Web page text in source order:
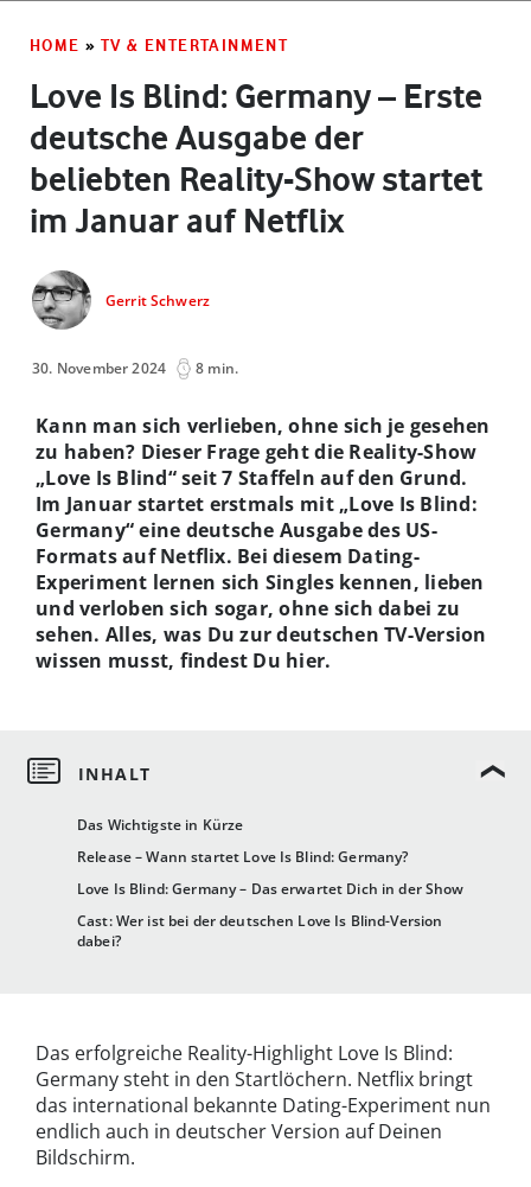
HOME » TV & ENTERTAINMENT
Love Is Blind: Germany – Erste
deutsche Ausgabe der
beliebten Reality-Show startet
im Januar auf Netflix
Gerrit Schwerz
30. November 2024 8 min.
Das Wichtigste in Kürze
Release – Wann startet Love Is Blind: Germany?
Love Is Blind: Germany – Das erwartet Dich in der Show
Cast: Wer ist bei der deutschen Love Is Blind-Version
dabei?
Kann man sich verlieben, ohne sich je gesehen
zu haben? Dieser Frage geht die Reality-Show
„Love Is Blind“ seit 7 Staffeln auf den Grund.
Im Januar startet erstmals mit „Love Is Blind:
Germany“ eine deutsche Ausgabe des US-
Formats auf Netflix. Bei diesem Dating-
Experiment lernen sich Singles kennen, lieben
und verloben sich sogar, ohne sich dabei zu
sehen. Alles, was Du zur deutschen TV-Version
wissen musst, findest Du hier.
Das erfolgreiche Reality-Highlight Love Is Blind:
Germany steht in den Startlöchern. Netflix bringt
das international bekannte Dating-Experiment nun
endlich auch in deutscher Version auf Deinen
Bildschirm.